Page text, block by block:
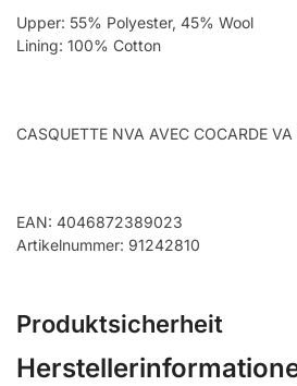
Upper: 55% Polyester, 45% Wool
Lining: 100% Cotton
CASQUETTE NVA AVEC COCARDE VA
EAN: 4046872389023
Artikelnummer: 91242810
Produktsicherheit